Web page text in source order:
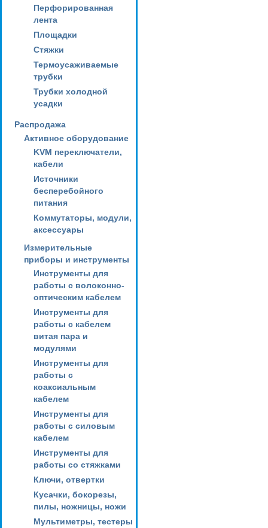
Перфорированная
лента
Площадки
Стяжки
Термоусаживаемые
трубки
Трубки холодной
усадки
Распродажа
Активное оборудование
KVM переключатели,
кабели
Источники
бесперебойного
питания
Коммутаторы, модули,
аксессуары
Измерительные
приборы и инструменты
Инструменты для
работы с волоконно-
оптическим кабелем
Инструменты для
работы с кабелем
витая пара и
модулями
Инструменты для
работы с
коаксиальным
кабелем
Инструменты для
работы с силовым
кабелем
Инструменты для
работы со стяжками
Ключи, отвертки
Кусачки, бокорезы,
пилы, ножницы, ножи
Мультиметры, тестеры